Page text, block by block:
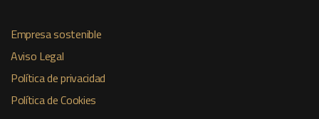
Empresa sostenible
Aviso Legal
Política de privacidad
Política de Cookies